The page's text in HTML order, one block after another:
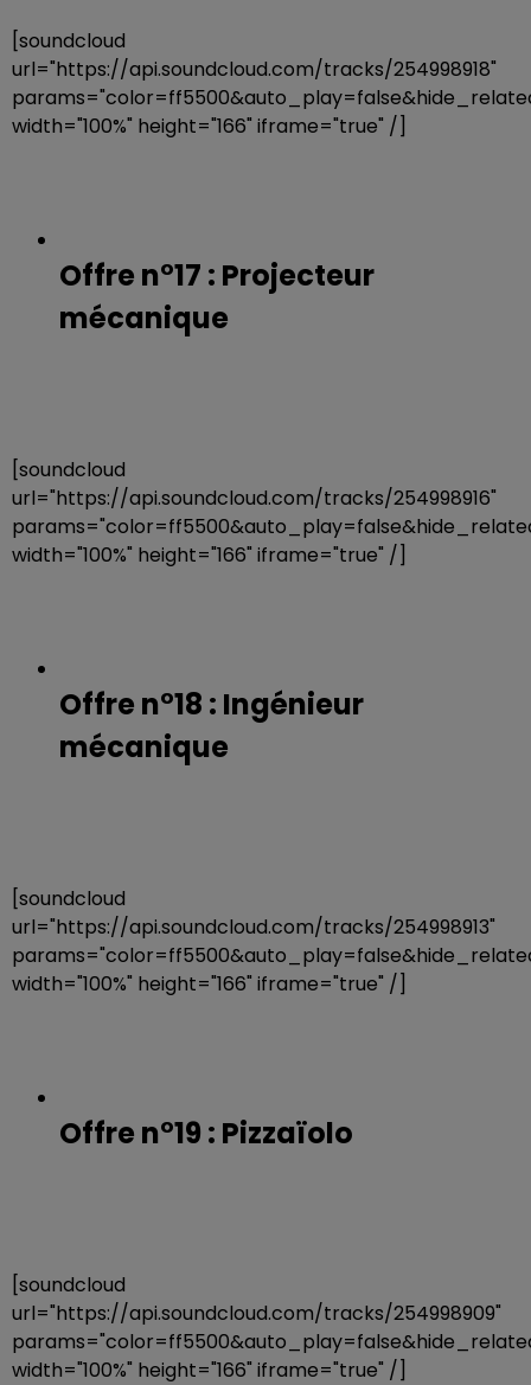
[soundcloud
url="https://api.soundcloud.com/tracks/254998918"
width="100%" height="166" iframe="true" /]
Offre n°17 : Projecteur
mécanique
[soundcloud
url="https://api.soundcloud.com/tracks/254998916"
width="100%" height="166" iframe="true" /]
Offre n°18 : Ingénieur
mécanique
[soundcloud
url="https://api.soundcloud.com/tracks/254998913"
width="100%" height="166" iframe="true" /]
Offre n°19 : Pizzaïolo
[soundcloud
url="https://api.soundcloud.com/tracks/254998909"
width="100%" height="166" iframe="true" /]